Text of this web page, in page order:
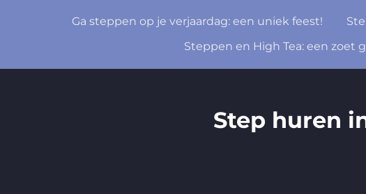
Ga steppen op je verjaardag: een uniek feest!
Steppen en High Tea: een zoet
Step huren